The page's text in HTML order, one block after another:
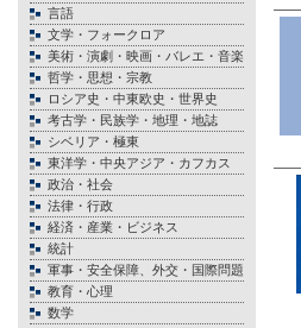
言語
文学・フォークロア
美術・演劇・映画・バレエ・音楽
哲学・思想・宗教
ロシア史・中東欧史・世界史
考古学・民族学・地理・地誌
シベリア・極東
東洋学・中央アジア・カフカス
政治・社会
法律・行政
経済・産業・ビジネス
統計
軍事・安全保障、外交・国際問題
教育・心理
数学